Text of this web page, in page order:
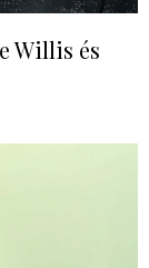
Willis és